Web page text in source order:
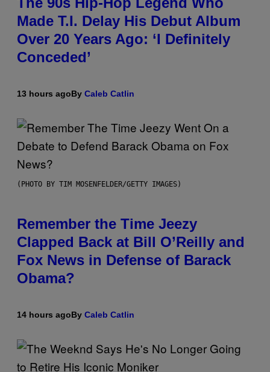
Made T.I. Delay His Debut Album
Over 20 Years Ago: ‘I Definitely
Conceded’
13 hours agoBy Caleb Catlin
(PHOTO BY TIM MOSENFELDER/GETTY IMAGES)
Remember the Time Jeezy
Clapped Back at Bill O’Reilly and
Fox News in Defense of Barack
Obama?
14 hours agoBy Caleb Catlin